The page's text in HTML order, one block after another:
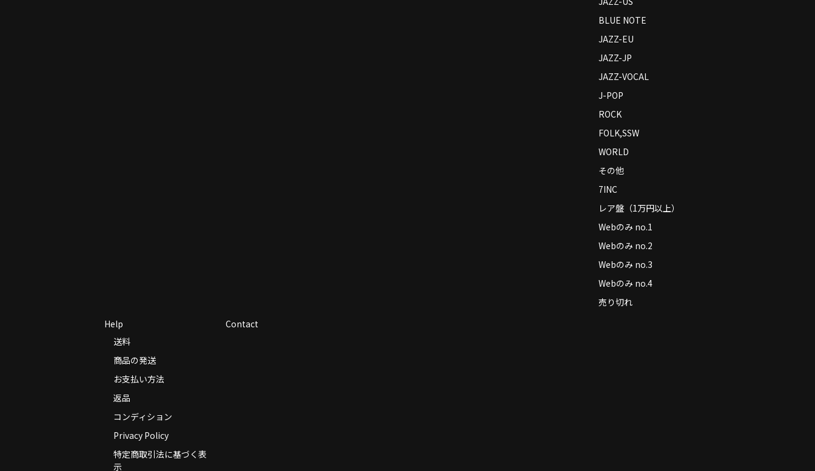
BLUE NOTE
JAZZ-EU
JAZZ-JP
JAZZ-VOCAL
J-POP
ROCK
FOLK,SSW
WORLD
その他
7INC
レア盤（1万円以上）
Webのみ no.1
Webのみ no.2
Webのみ no.3
Webのみ no.4
売り切れ
Help
送料
商品の発送
お支払い方法
返品
コンディション
Privacy Policy
特定商取引法に基づく表
示
Contact